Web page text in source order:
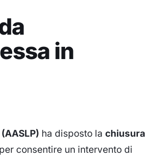
in
ha disposto la chiusura
per consentire un intervento di